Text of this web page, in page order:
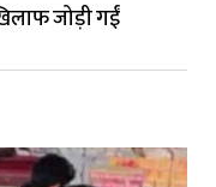
जोड़ी गईं